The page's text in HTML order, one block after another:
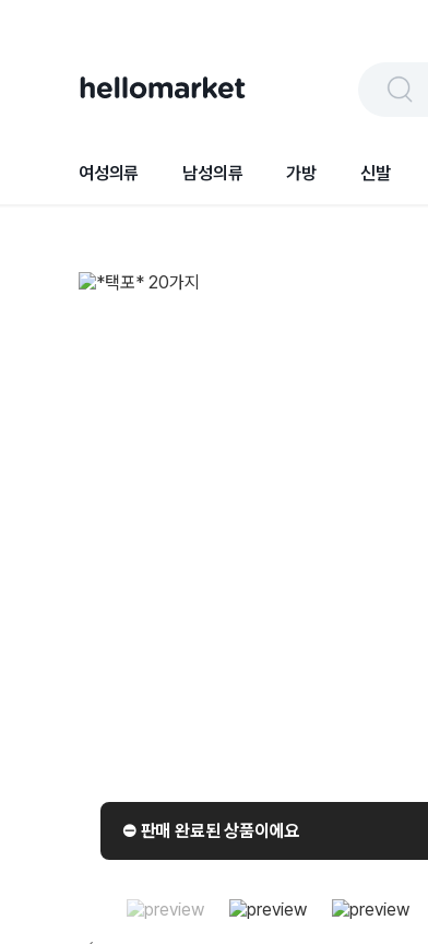
여성의류 남성의류 가방 신발
⛔️ 판매 완료된 상품이에요